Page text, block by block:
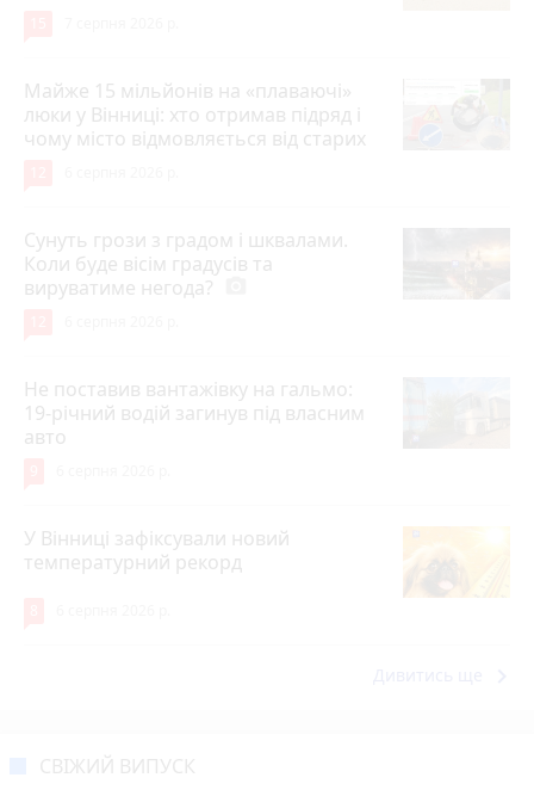
Майже 15 мільйонів на «плаваючі»
люки у Вінниці: хто отримав підряд і
чому місто відмовляється від старих
Сунуть грози з градом і шквалами.
Коли буде вісім градусів та
вируватиме негода?
Не поставив вантажівку на гальмо:
19-річний водій загинув під власним
авто
У Вінниці зафіксували новий
температурний рекорд